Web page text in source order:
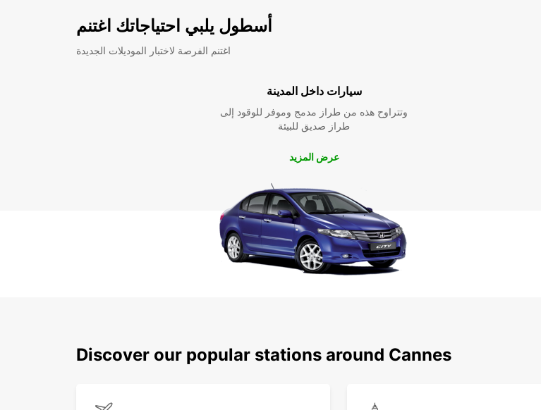
أسطول يلبي احتياجاتك اغتنم
اغتنم الفرصة لاختبار الموديلات الجديدة
سيارات داخل المدينة
وتتراوح هذه من طراز مدمج وموفر للوقود إلى
طراز صديق للبيئة
عرض المزيد
Discover our popular stations around Cannes